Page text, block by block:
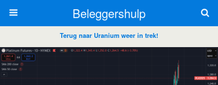
Beleggershulp
Terug naar Uranium weer in trek!